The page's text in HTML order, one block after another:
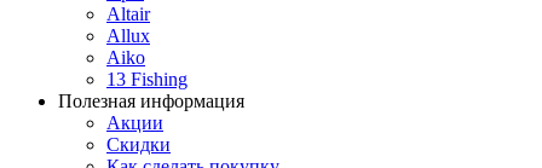
Altair
Allux
Aiko
13 Fishing
Полезная информация
Акции
Скидки